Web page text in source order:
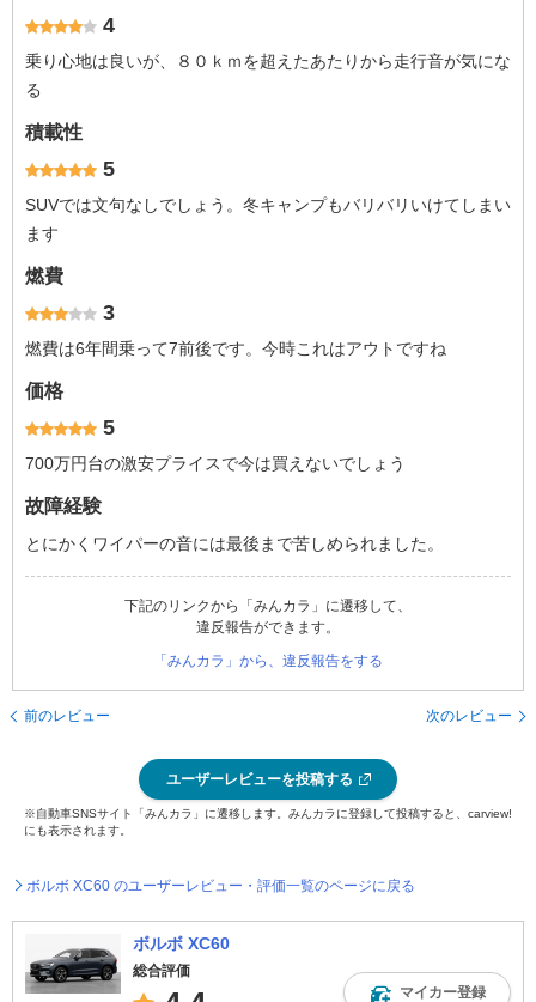
4
乗り心地は良いが、８０ｋｍを超えたあたりから走行音が気にな
る
積載性
5
SUVでは文句なしでしょう。冬キャンプもバリバリいけてしまい
ます
燃費
3
燃費は6年間乗って7前後です。今時これはアウトですね
価格
5
700万円台の激安プライスで今は買えないでしょう
故障経験
とにかくワイパーの音には最後まで苦しめられました。
下記のリンクから「みんカラ」に遷移して、
違反報告ができます。
「みんカラ」から、違反報告をする
前のレビュー 次のレビュー
ユーザーレビューを投稿する
※自動車SNSサイト「みんカラ」に遷移します。みんカラに登録して投稿すると、carview!
にも表示されます。
ボルボ XC60 のユーザーレビュー・評価一覧のページに戻る
ボルボ XC60
総合評価
マイカー登録